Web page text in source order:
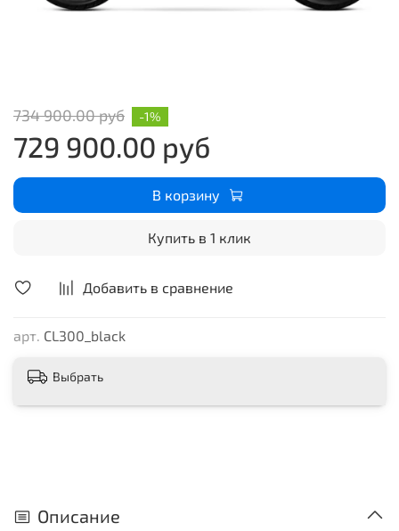
Добавить в сравнение
арт. CL300_black
734 900.00 руб
729 900.00 руб
-1%
В корзину
Купить в 1 клик
Выбрать
Описание